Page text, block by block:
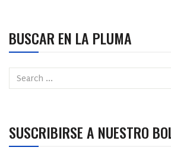
BUSCAR EN LA PLUMA
SUSCRIBIRSE A NUESTRO